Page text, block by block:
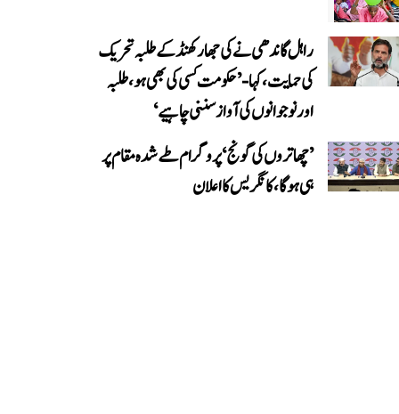
راہل گاندھی نے کی جھارکھنڈ کے طلبہ تحریک
کی حمایت، کہا- ’حکومت کسی کی بھی ہو، طلبہ
اور نوجوانوں کی آواز سننی چاہیے‘
’چھاتروں کی گونج‘ پروگرام طے شدہ مقام پر
ہی ہوگا، کانگریس کا اعلان